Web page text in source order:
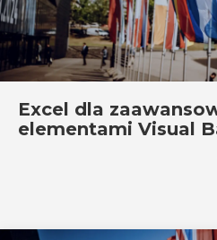
Excel dla
elementami Visual